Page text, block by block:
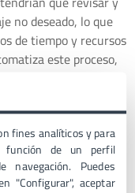
no deseado, lo que
de tiempo y recursos
este proceso,
a menudo
falsas o
no deseados. Si una
vehículo
su reputación
fines analíticos y para
función de un perfil
Puedes
"Configurar", aceptar